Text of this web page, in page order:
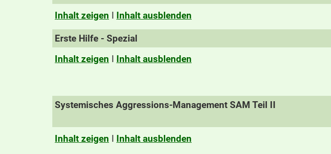
Inhalt zeigen I Inhalt ausblenden
Erste Hilfe - Spezial
Inhalt zeigen I Inhalt ausblenden
Systemisches Aggressions-Management SAM Teil II
Inhalt zeigen I Inhalt ausblenden